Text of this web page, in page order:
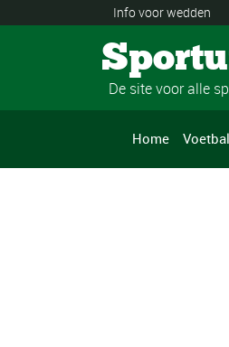
Info voor wedden
De site voor alle
Home Voetbal